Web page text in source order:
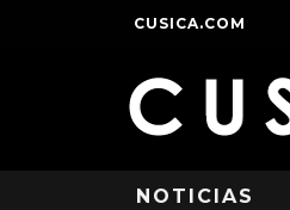
CUSICA.COM
NOTICIAS